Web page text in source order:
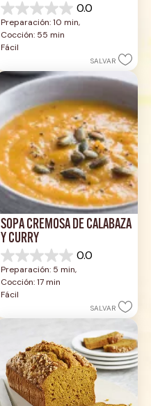
0.0
0.0
de
5
estrellas.
Preparación: 10 min,
Cocción: 55 min
Fácil
SALVAR
SOPA CREMOSA DE CALABAZA
Y CURRY
0.0
0.0
de
5
estrellas.
Preparación: 5 min,
Cocción: 17 min
Fácil
SALVAR